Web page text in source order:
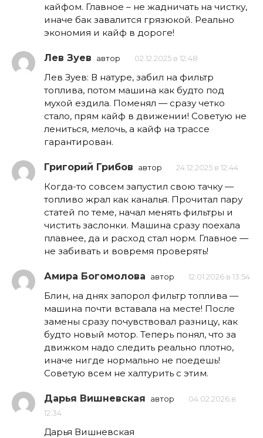
кайфом. Главное – не жадничать на чистку,
иначе бак завалится грязюкой. Реально
экономия и кайф в дороге!
Лев Зуев автор 02.12.2025 в 12:48
Лев Зуев: В натуре, забил на фильтр
топлива, потом машина как будто под
мухой ездила. Поменял — сразу четко
стало, прям кайф в движении! Советую не
лениться, мелочь, а кайф на трассе
гарантирован.
Григорий Грибов автор 24.12.2025 в 12:44
Когда-то совсем запустил свою тачку —
топливо жрал как каналья. Прочитал пару
статей по теме, начал менять фильтры и
чистить заслонки. Машина сразу поехала
плавнее, да и расход стал норм. Главное —
не забивать и вовремя проверять!
Амира Богомолова автор 12.01.2026 в 13:54
Блин, на днях запорол фильтр топлива —
машина почти вставала на месте! После
замены сразу почувствовал разницу, как
будто новый мотор. Теперь понял, что за
движком надо следить реально плотно,
иначе нигде нормально не поедешь!
Советую всем не халтурить с этим.
Дарья Вишневская автор
04.02.2026 в
12:34
Дарья Вишневская